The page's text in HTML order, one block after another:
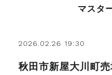
不動産売買Q&A
マスタ
2026.02.26 19:30
秋田市新屋大川町売